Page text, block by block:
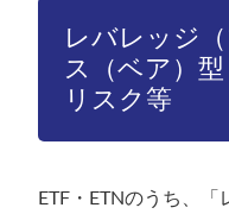
レバレッジ
ス（ベア）型
リスク等
ETF・ETNのうち、